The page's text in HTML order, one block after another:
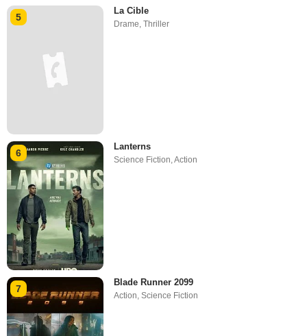
5
La Cible
Drame ,Thriller
6
Lanterns
Science Fiction,Action
7
Blade Runner 2099
Action,Science Fiction